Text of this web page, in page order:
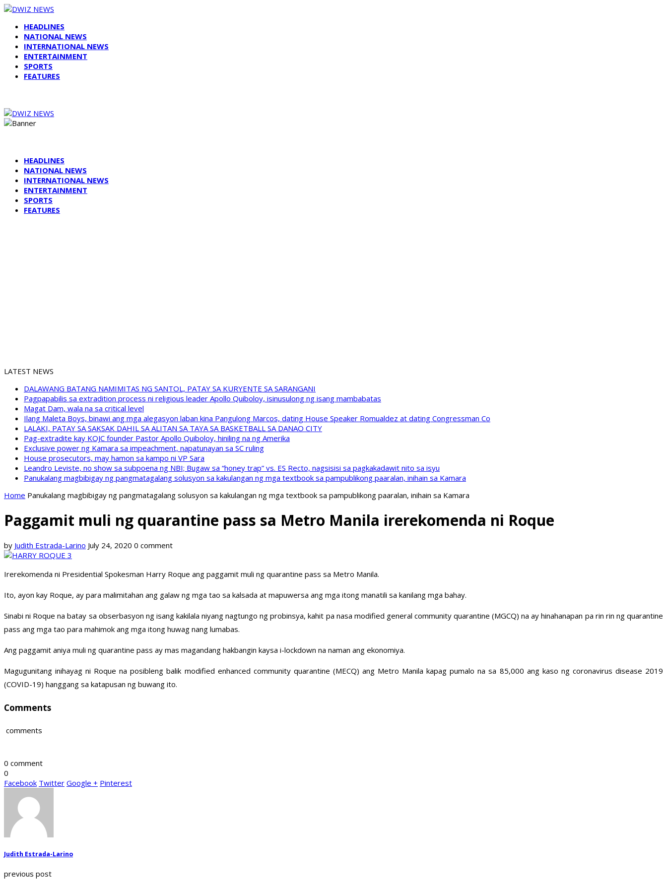
HEADLINES
NATIONAL NEWS
INTERNATIONAL NEWS
ENTERTAINMENT
SPORTS
FEATURES
HEADLINES
NATIONAL NEWS
INTERNATIONAL NEWS
ENTERTAINMENT
SPORTS
FEATURES
LATEST NEWS
DALAWANG BATANG NAMIMITAS NG SANTOL, PATAY SA KURYENTE SA SARANGANI
Pagpapabilis sa extradition process ni religious leader Apollo Quiboloy, isinusulong ng isang mambabatas
Magat Dam, wala na sa critical level
Ilang Maleta Boys, binawi ang mga alegasyon laban kina Pangulong Marcos, dating House Speaker Romualdez at dating Congressman Co
LALAKI, PATAY SA SAKSAK DAHIL SA ALITAN SA TAYA SA BASKETBALL SA DANAO CITY
Pag-extradite kay KOJC founder Pastor Apollo Quiboloy, hiniling na ng Amerika
Exclusive power ng Kamara sa impeachment, napatunayan sa SC ruling
House prosecutors, may hamon sa kampo ni VP Sara
Leandro Leviste, no show sa subpoena ng NBI; Bugaw sa “honey trap” vs. ES Recto, nagsisisi sa pagkakadawit nito sa isyu
Panukalang magbibigay ng pangmatagalang solusyon sa kakulangan ng mga textbook sa pampublikong paaralan, inihain sa Kamara
Home Panukalang magbibigay ng pangmatagalang solusyon sa kakulangan ng mga textbook sa pampublikong paaralan, inihain sa Kamara
Paggamit muli ng quarantine pass sa Metro Manila irerekomenda ni Roque
by Judith Estrada-Larino July 24, 2020 0 comment
Irerekomenda ni Presidential Spokesman Harry Roque ang paggamit muli ng quarantine pass sa Metro Manila.
Ito, ayon kay Roque, ay para malimitahan ang galaw ng mga tao sa kalsada at mapuwersa ang mga itong manatili sa kanilang mga bahay.
Sinabi ni Roque na batay sa obserbasyon ng isang kakilala niyang nagtungo ng probinsya, kahit pa nasa modified general community quarantine (MGCQ) na ay hinahanapan pa rin rin ng quarantine
pass ang mga tao para mahimok ang mga itong huwag nang lumabas.
Ang paggamit aniya muli ng quarantine pass ay mas magandang hakbangin kaysa i-lockdown na naman ang ekonomiya.
Magugunitang inihayag ni Roque na posibleng balik modified enhanced community quarantine (MECQ) ang Metro Manila kapag pumalo na sa 85,000 ang kaso ng coronavirus disease 2019
(COVID-19) hanggang sa katapusan ng buwang ito.
Comments
comments
0 comment
0
Facebook Twitter Google + Pinterest
Judith Estrada-Larino
previous post